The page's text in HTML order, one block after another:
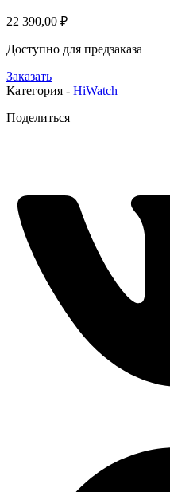
22 390,00 ₽
Доступно для предзаказа
Заказать
Категория - HiWatch
Поделиться